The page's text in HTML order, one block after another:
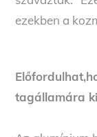
ezekben a
tagállamára